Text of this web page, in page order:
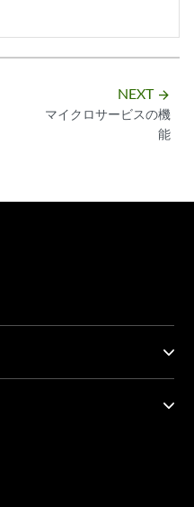
NEXT arrow_forward
マイクロサービスの機
能